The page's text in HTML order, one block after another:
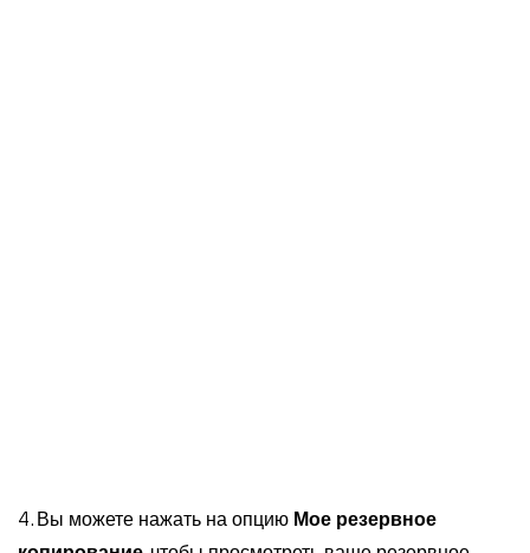
4. Вы можете нажать на опцию Мое резервное